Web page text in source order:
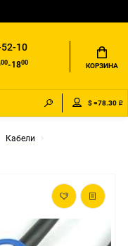
10
00-1800 КОРЗИНА
$ =78.30 ₽
Кабели